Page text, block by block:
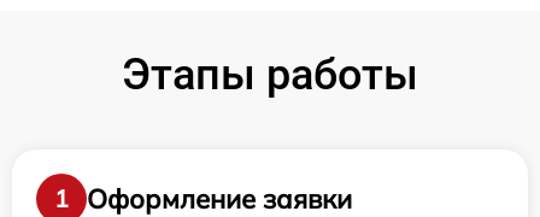
Этапы работы
1
Оформление заявки